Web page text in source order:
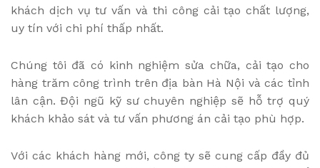
khách dịch vụ tư vấn và thi công cải tạo chất lượng,
uy tín với chi phí thấp nhất.
Chúng tôi đã có kinh nghiệm sửa chữa, cải tạo cho
hàng trăm công trình trên địa bàn Hà Nội và các tỉnh
lân cận. Đội ngũ kỹ sư chuyên nghiệp sẽ hỗ trợ quý
khách khảo sát và tư vấn phương án cải tạo phù hợp.
Với các khách hàng mới, công ty sẽ cung cấp đầy đủ